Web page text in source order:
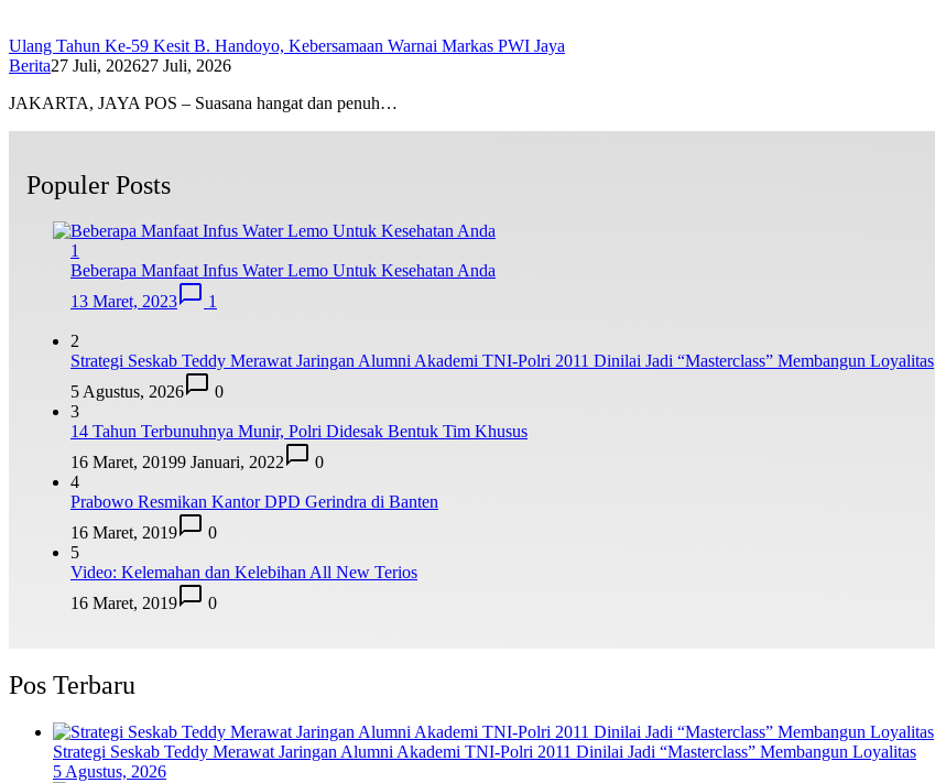
Ulang Tahun Ke-59 Kesit B. Handoyo, Kebersamaan Warnai Markas PWI Jaya
Berita27 Juli, 202627 Juli, 2026
JAKARTA, JAYA POS – Suasana hangat dan penuh…
Populer Posts
1
Beberapa Manfaat Infus Water Lemo Untuk Kesehatan Anda
13 Maret, 2023
1
2
Strategi Seskab Teddy Merawat Jaringan Alumni Akademi TNI-Polri 2011 Dinilai Jadi “Masterclass” Membangun Loyalitas
5 Agustus, 2026
0
3
14 Tahun Terbunuhnya Munir, Polri Didesak Bentuk Tim Khusus
16 Maret, 20199 Januari, 2022
0
4
Prabowo Resmikan Kantor DPD Gerindra di Banten
16 Maret, 2019
0
5
Video: Kelemahan dan Kelebihan All New Terios
16 Maret, 2019
0
Pos Terbaru
Strategi Seskab Teddy Merawat Jaringan Alumni Akademi TNI-Polri 2011 Dinilai Jadi “Masterclass” Membangun Loyalitas
5 Agustus, 2026